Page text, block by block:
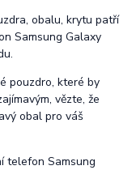
obalu, krytu patří
Samsung Galaxy
pouzdro, které by
vězte, že
obal pro váš
telefon Samsung